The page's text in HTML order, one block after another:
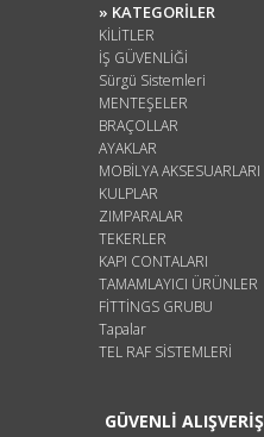
» KATEGORİLER
KİLİTLER
İŞ GÜVENLİĞİ
Sürgü Sistemleri
MENTEŞELER
BRAÇOLLAR
AYAKLAR
MOBİLYA AKSESUARLARI
KULPLAR
ZIMPARALAR
TEKERLER
KAPI CONTALARI
TAMAMLAYICI ÜRÜNLER
FİTTİNGS GRUBU
Tapalar
TEL RAF SİSTEMLERİ
GÜVENLİ ALIŞVERİŞ